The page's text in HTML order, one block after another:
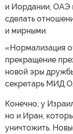
и Иордании, ОАЭ
сделать
и мирными.
«Нормализация
прекращение
новой эры
секретарь МИД
Конечно, у
но и Иран,
уничтожить.